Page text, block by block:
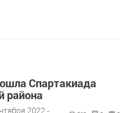
Спартакиада
района
2022 -